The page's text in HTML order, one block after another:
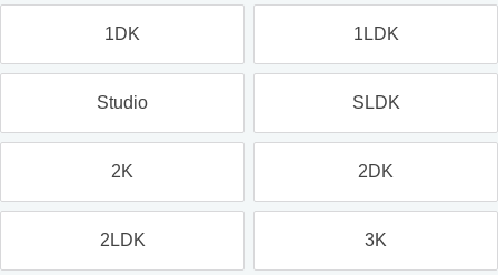
1DK 1LDK
Studio SLDK
2K 2DK
2LDK 3K